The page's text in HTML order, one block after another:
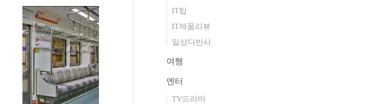
IT팁
IT제품리뷰
일상다반사
여행
엔터
TV드라마